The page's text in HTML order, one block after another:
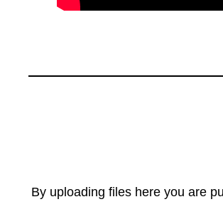
By uploading files here you are